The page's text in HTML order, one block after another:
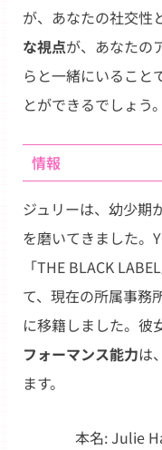
が、あなたの社交性
な視点が、あなたの
らと一緒にいることで
とができるでしょう。
情報
ジュリーは、幼少期
を磨いてきました。
「THE BLACK
て、現在の所属事務
に移籍しました。彼
フォーマンス能力は
ます。
本名: Julie